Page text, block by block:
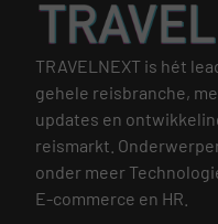
TRAVELNEXT is hét
gehele reisbranche,
updates en
reismarkt.
onder meer
E-commerce en HR.